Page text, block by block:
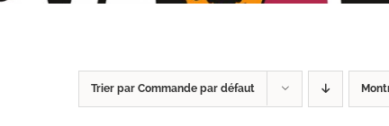
Trier par Commande par défaut